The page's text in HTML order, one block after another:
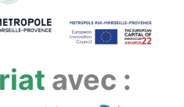
avec :